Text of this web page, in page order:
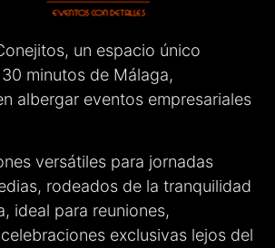
un espacio único
minutos de Málaga,
albergar eventos empresariales
versátiles para jornadas
rodeados de la tranquilidad
ideal para reuniones,
exclusivas lejos del